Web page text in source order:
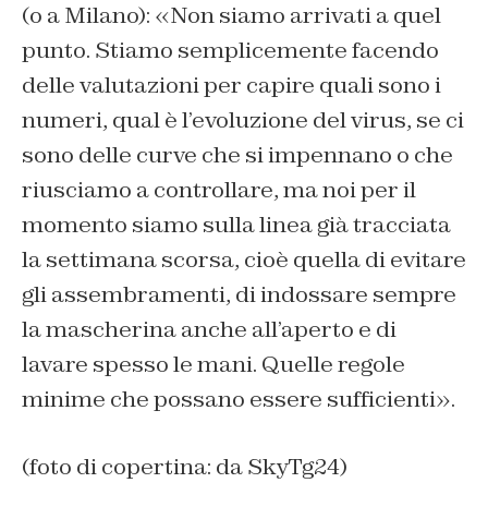
(o a Milano): «Non siamo arrivati a quel
punto. Stiamo semplicemente facendo
delle valutazioni per capire quali sono i
numeri, qual è l’evoluzione del virus, se ci
sono delle curve che si impennano o che
riusciamo a controllare, ma noi per il
momento siamo sulla linea già tracciata
la settimana scorsa, cioè quella di evitare
gli assembramenti, di indossare sempre
la mascherina anche all’aperto e di
lavare spesso le mani. Quelle regole
minime che possano essere sufficienti».
(foto di copertina: da SkyTg24)